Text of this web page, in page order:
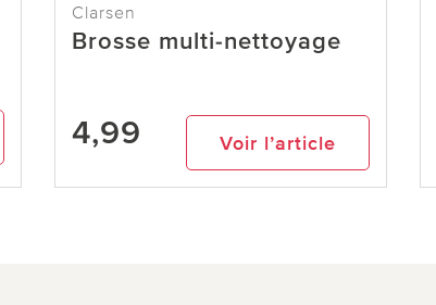
Clarsen
Brosse multi-nettoyage
4,99 Voir l’article